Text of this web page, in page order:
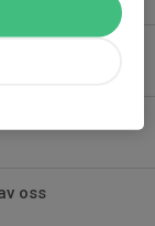
oss